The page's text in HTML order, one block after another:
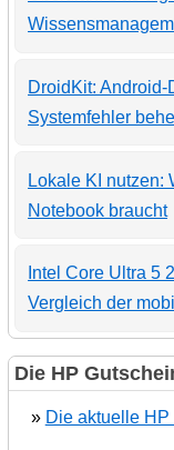
DroidKit: Android-
Systemfehler
Lokale KI nutzen:
Notebook braucht
Intel Core Ultra 5
Vergleich der
Die HP
» Die aktuelle